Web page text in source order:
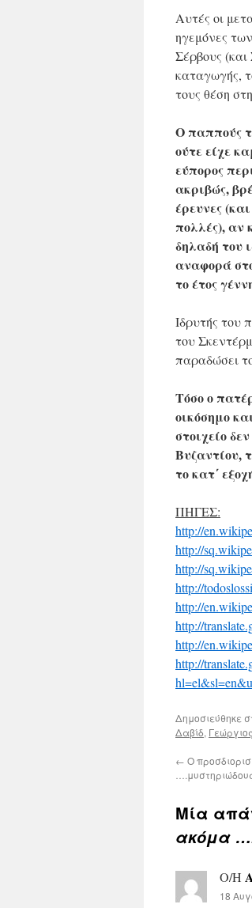
Αυτές οι
ηγεμόνες
Σέρβους (και
καταγωγής,
τους θέση
Ο παππούς
ούτε είχε
εύπορος
ακριβώς,
έρευνες
πολλές), αν
δηλαδή του
αναφορά
το έτος
Ιδρυτής του
του
παραδώσει
Τόσο ο
οικόσημο
στοιχείο
Βυζαντίου,
το κατ΄
ΠΗΓΕΣ:
http://
http://
http://
http://
http://
http://
http://
http://
Δημοσιεύθηκε
Δαβίδ,
← Ο
Μία
ακόμα
Ο/Η
18